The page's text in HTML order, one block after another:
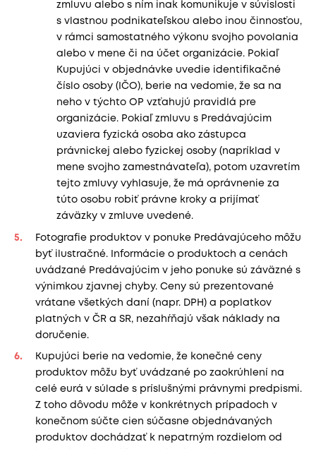
zmluvu alebo s ním inak komunikuje v súvislosti
s vlastnou podnikateľskou alebo inou činnosťou,
v rámci samostatného výkonu svojho povolania
alebo v mene či na účet organizácie. Pokiaľ
Kupujúci v objednávke uvedie identifikačné
číslo osoby (IČO), berie na vedomie, že sa na
neho v týchto OP vzťahujú pravidlá pre
organizácie. Pokiaľ zmluvu s Predávajúcim
uzaviera fyzická osoba ako zástupca
právnickej alebo fyzickej osoby (napríklad v
mene svojho zamestnávateľa), potom uzavretím
tejto zmluvy vyhlasuje, že má oprávnenie za
túto osobu robiť právne kroky a prijímať
záväzky v zmluve uvedené.
Fotografie produktov v ponuke Predávajúceho môžu
byť ilustračné. Informácie o produktoch a cenách
uvádzané Predávajúcim v jeho ponuke sú záväzné s
výnimkou zjavnej chyby. Ceny sú prezentované
vrátane všetkých daní (napr. DPH) a poplatkov
platných v ČR a SR, nezahŕňajú však náklady na
doručenie.
Kupujúci berie na vedomie, že konečné ceny
produktov môžu byť uvádzané po zaokrúhlení na
celé eurá v súlade s príslušnými právnymi predpismi.
Z toho dôvodu môže v konkrétnych prípadoch v
konečnom súčte cien súčasne objednávaných
produktov dochádzať k nepatrným rozdielom od